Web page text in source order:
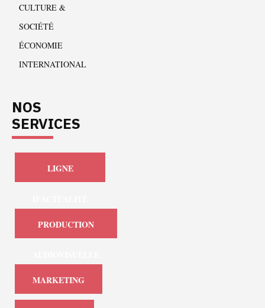
CULTURE &
SOCIÉTÉ
ÉCONOMIE
INTERNATIONAL
NOS
SERVICES
LIGNE
PRODUCTION
MARKETING